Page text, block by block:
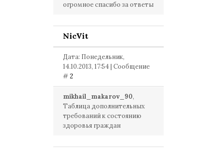
огромное спасибо за ответы
NicVit
Дата: Понедельник,
14.10.2013, 17:54 | Сообщение
#2
mikhail_makarov_90,
Таблица дополнительных
требований к состоянию
здоровья граждан